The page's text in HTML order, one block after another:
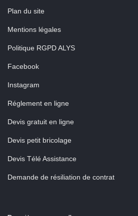
Plan du site
Mentions légales
Politique RGPD ALYS
Facebook
Instagram
Réglement en ligne
Devis gratuit en ligne
Devis petit bricolage
Devis Télé Assistance
Demande de résiliation de contrat